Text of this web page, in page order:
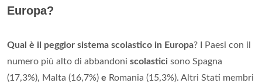
Europa?
Qual è il peggior sistema scolastico in Europa? I Paesi con il
numero più alto di abbandoni scolastici sono Spagna
(17,3%), Malta (16,7%) e Romania (15,3%). Altri Stati membri